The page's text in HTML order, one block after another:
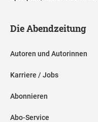
Die Abendzeitung
Autoren und Autorinnen
Karriere / Jobs
Abonnieren
Abo-Service